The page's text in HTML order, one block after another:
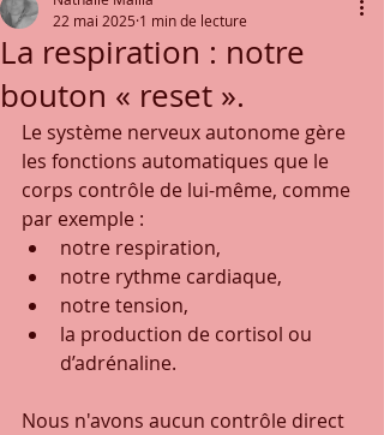
La respiration : notre
bouton « reset ».
22 mai 2025 1 min de lecture
Le système nerveux autonome gère
les fonctions automatiques que le
corps contrôle de lui-même, comme
par exemple :
notre respiration,
notre rythme cardiaque,
notre tension,
la production de cortisol ou
d’adrénaline.
Nous n'avons aucun contrôle direct